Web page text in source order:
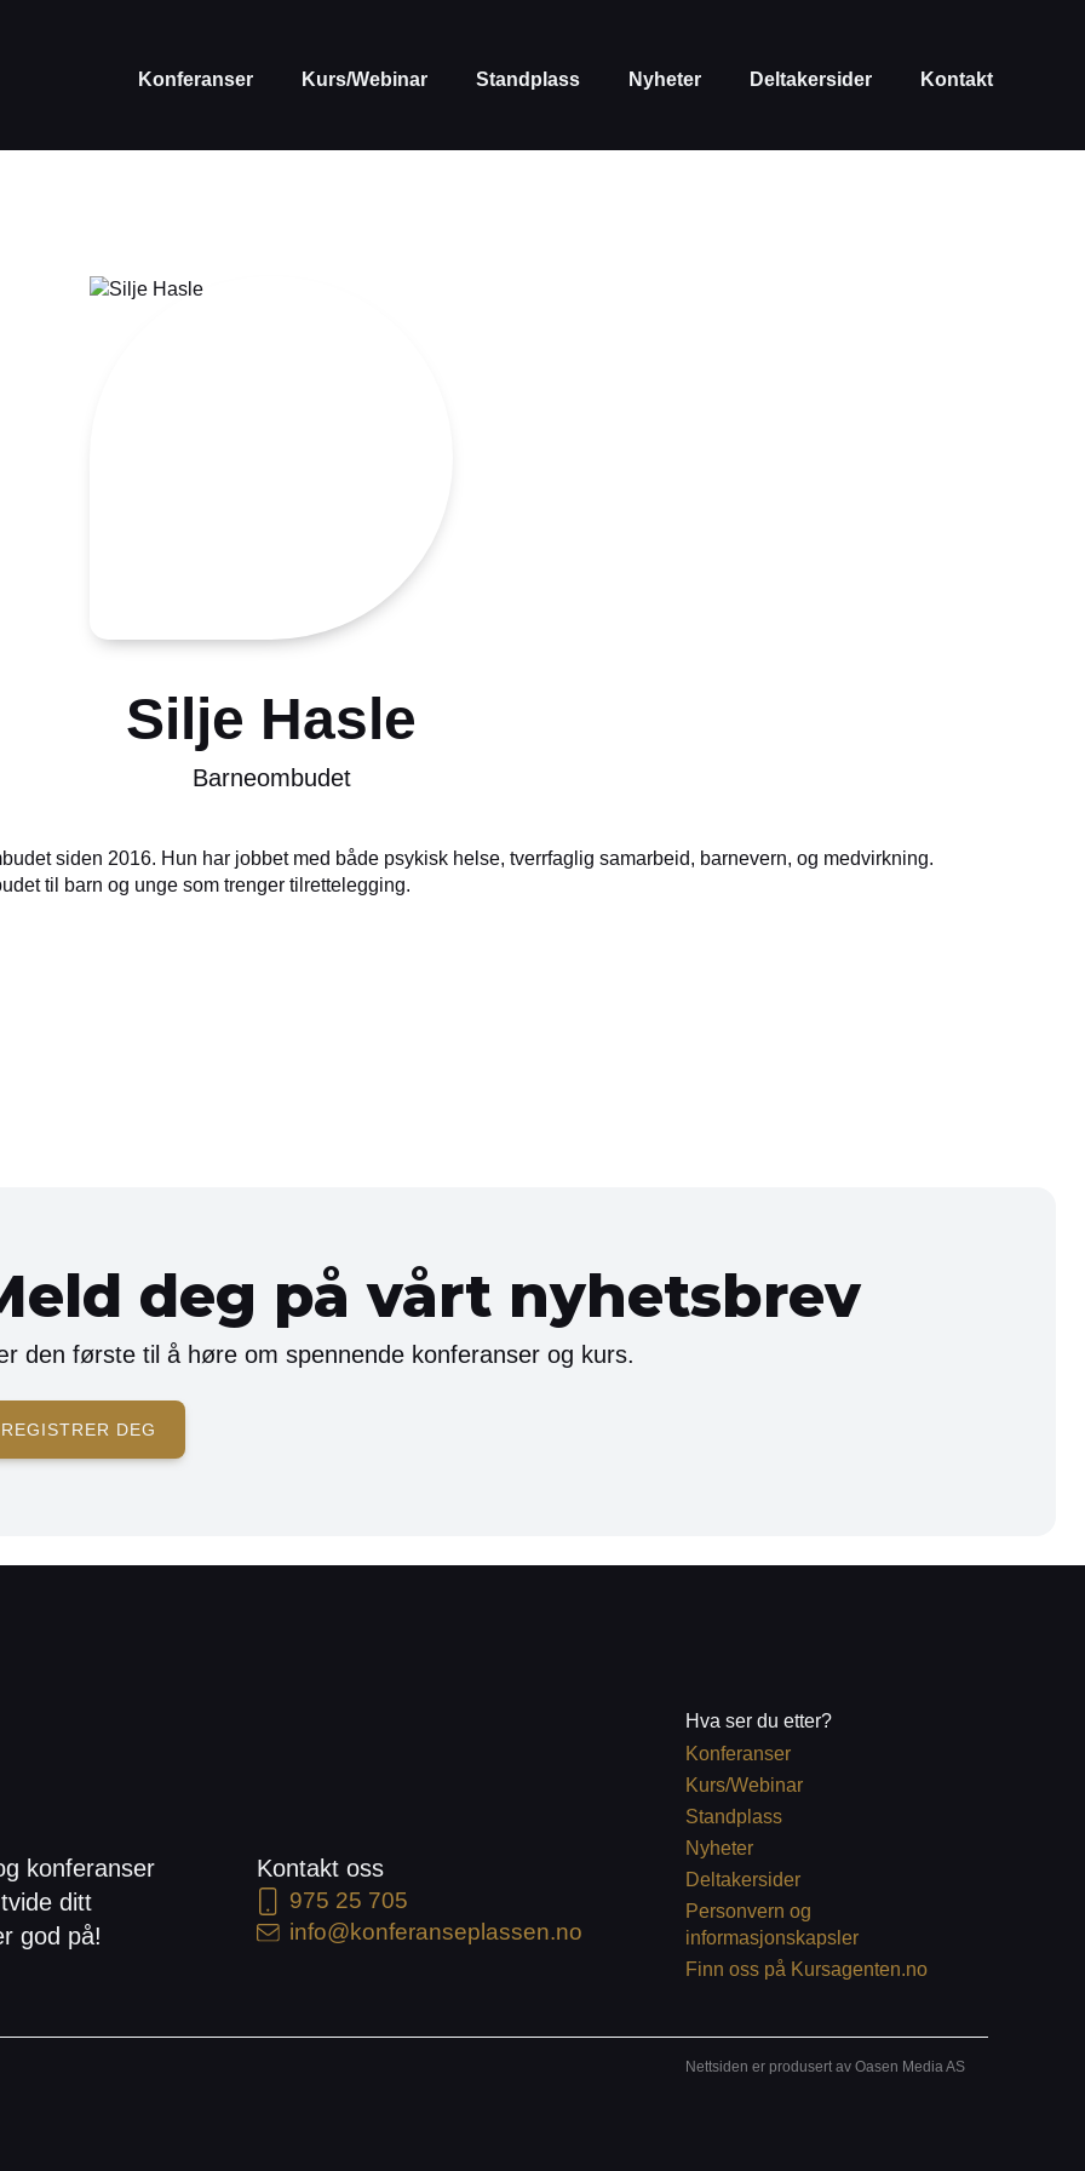
Konferanser Kurs/Webinar Standplass Nyheter Deltakersider Kontakt
Silje Hasle
Barneombudet
siden 2016. Hun har jobbet med både psykisk helse, tverrfaglig samarbeid, barnevern, og medvirkning.
til barn og unge som trenger tilrettelegging.
deg på vårt nyhetsbrev
den første til å høre om spennende konferanser og kurs.
REGISTRER DEG
konferanser
ditt
god på!
Kontakt oss
975 25 705
info@konferanseplassen.no
Hva ser du etter?
Konferanser
Kurs/Webinar
Standplass
Nyheter
Deltakersider
Personvern og
informasjonskapsler
Finn oss på Kursagenten.no
Nettsiden er produsert av Oasen Media AS